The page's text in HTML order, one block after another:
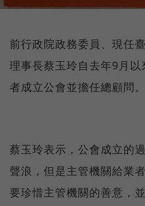
前行政院政務委員、現任
理事長蔡玉玲自去年9月
者成立公會並擔任總顧問。
蔡玉玲表示，公會成立的
聲浪，但是主管機關給業
要珍惜主管機關的善意，